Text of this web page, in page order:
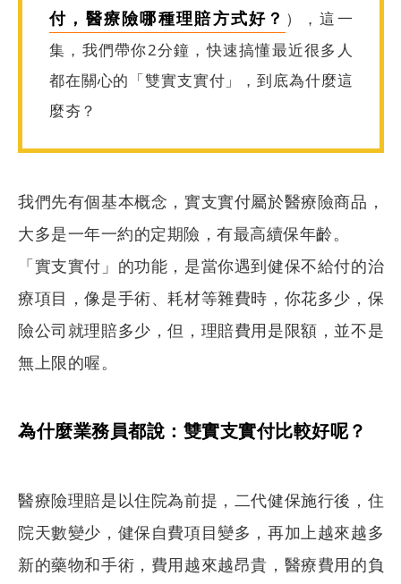
搜尋
付，醫療險哪種理賠方式好？ ），這一
集，我們帶你2分鐘，快速搞懂最近很多人
都在關心的「雙實支實付」，到底為什麼這
麼夯？
我們先有個基本概念，實支實付屬於醫療險商品，
大多是一年一約的定期險，有最高續保年齡。
「實支實付」的功能，是當你遇到健保不給付的治
療項目，像是手術、耗材等雜費時，你花多少，保
險公司就理賠多少，但，理賠費用是限額，並不是
無上限的喔。
為什麼業務員都說：雙實支實付比較好呢？
醫療險理賠是以住院為前提，二代健保施行後，住
院天數變少，健保自費項目變多，再加上越來越多
新的藥物和手術，費用越來越昂貴，醫療費用的負